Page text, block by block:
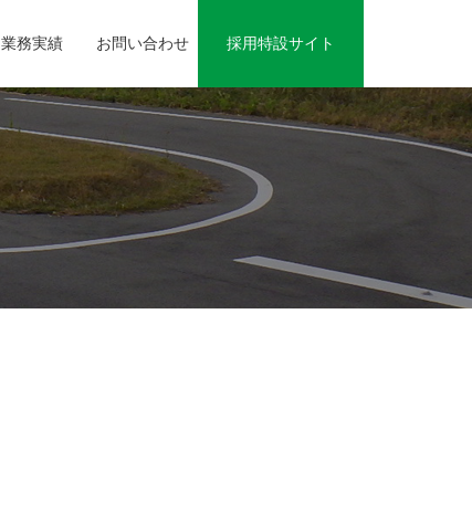
業務実績 お問い合わせ 採用特設サイト